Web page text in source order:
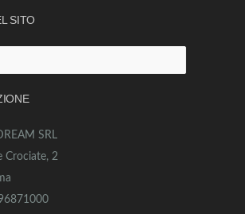
SITO
SRL
Crociate, 2